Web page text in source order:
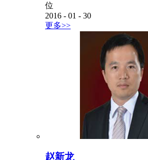
位
2016 - 01 - 30
更多>>
赵新龙